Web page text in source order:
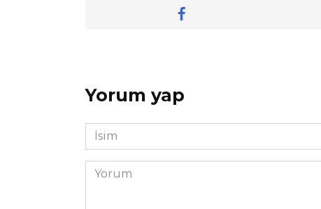
Yorum yap
İsim
*
Yorum